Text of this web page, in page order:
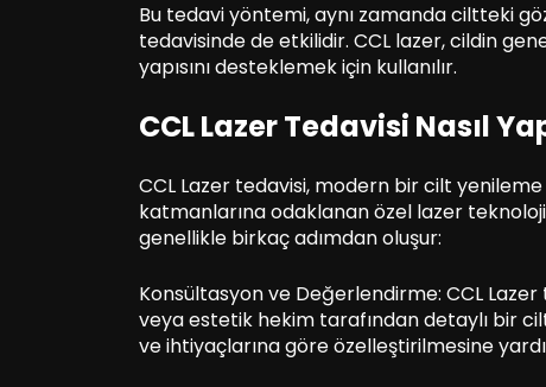
Bu tedavi yöntemi, aynı zamanda ciltteki
tedavisinde de etkilidir. CCL lazer, cildin
yapısını desteklemek için kullanılır.
CCL Lazer Tedavisi Nasıl
CCL Lazer tedavisi, modern bir cilt
katmanlarına odaklanan özel lazer
genellikle birkaç adımdan oluşur:
Konsültasyon ve Değerlendirme: CCL
veya estetik hekim tarafından detaylı bir
ve ihtiyaçlarına göre özelleştirilmesine